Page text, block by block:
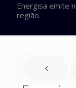
Energisa emite
região.